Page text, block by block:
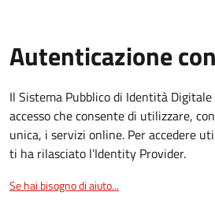
Autenticazione
Il Sistema Pubblico di Identità Digitale
accesso che consente di utilizzare,
unica, i servizi online. Per accedere
ti ha rilasciato l’Identity Provider.
Se hai bisogno di aiuto...